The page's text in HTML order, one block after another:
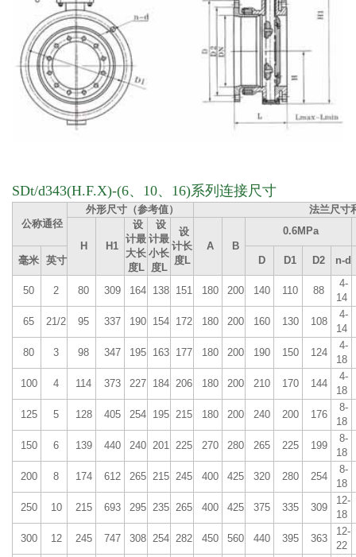
SDt/d343(H.F.X)-(6、10、16)系列连接尺寸
公称通径
外形尺寸（参考值） 法兰尺寸
H H1
设
计最
大长
度L
设
计最
小长
度L
设
计长
度L
A B
0.6MPa
毫米 英寸 D D1 D2 n-d
50 2 80 309 164 138 151 180 200 140 110 88
4-
14
65
21/2 95 337 190 154 172 180 200 160 130 108
4-
14
80
3 98 347 195 163 177 180 200 190 150 124
4-
18
100
4 114 373 227 184 206 180 200 210 170 144
4-
18
125
5 128 405 254 195 215 180 200 240 200 176
8-
18
150
6 139 440 240 201 225 270 280 265 225 199
8-
18
200
8 174 612 265 215 245 400 425 320 280 254
8-
18
250
10 215 693 295 235 265 400 425 375 335 309
12-
18
300
12 245 747 308 254 282 450 560 440 395 363
12-
22